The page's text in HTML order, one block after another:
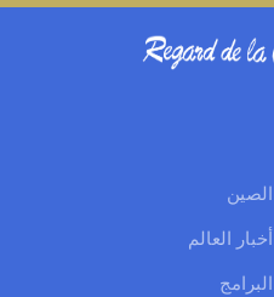
الصين
أخبار العالم
البرامج